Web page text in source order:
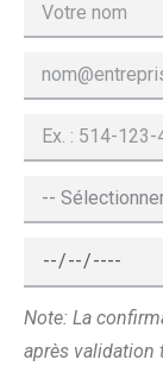
Note: La
après validation